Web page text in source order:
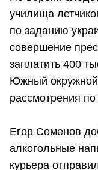
училища
по заданию
совершение
заплатить 400
Южный
рассмотрения по
Егор Семенов
алкогольные
курьера